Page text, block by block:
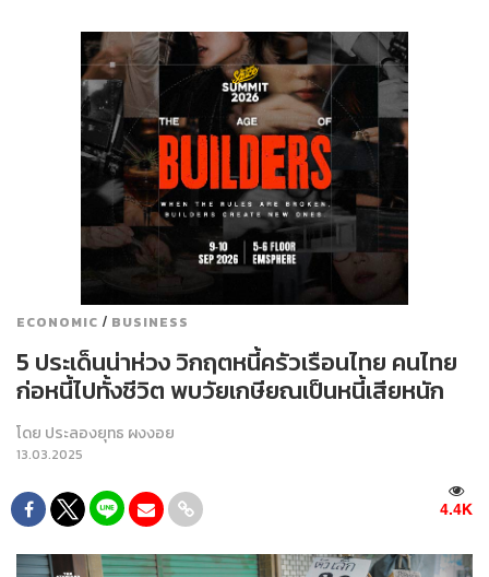
ECONOMIC / BUSINESS
5 ประเด็นน่าห่วง วิกฤตหนี้ครัวเรือนไทย คนไทย
ก่อหนี้ไปทั้งชีวิต พบวัยเกษียณเป็นหนี้เสียหนัก
โดย ประลองยุทธ ผงงอย
13.03.2025
4.4K